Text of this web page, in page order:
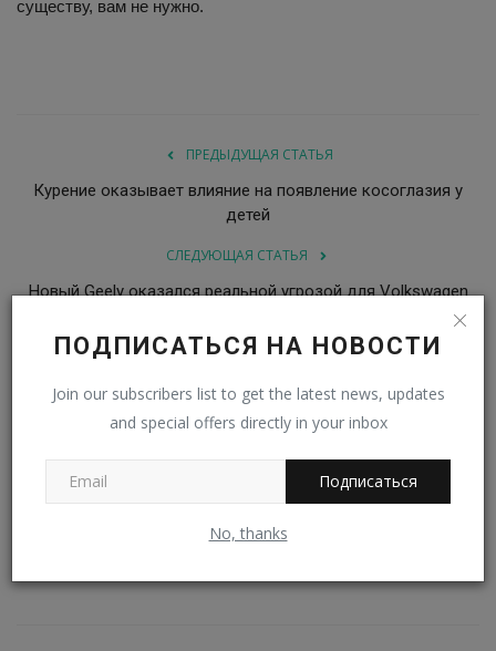
ПОДПИСАТЬСЯ НА НОВОСТИ
Join our subscribers list to get the latest news, updates
and special offers directly in your inbox
Подписаться
No, thanks
существу, вам не нужно.
ПРЕДЫДУЩАЯ СТАТЬЯ
Курение оказывает влияние на появление косоглазия у
детей
СЛЕДУЮЩАЯ СТАТЬЯ
Новый Geely оказался реальной угрозой для Volkswagen